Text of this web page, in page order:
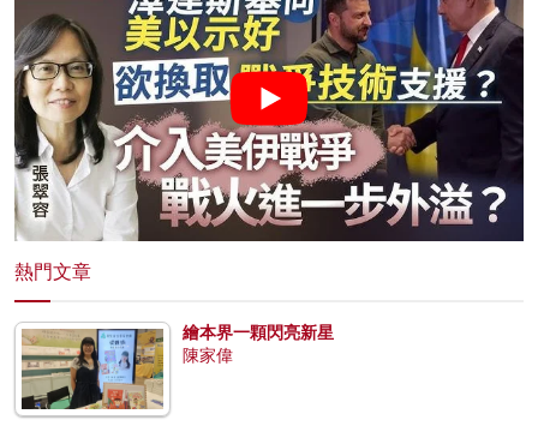
熱門文章
繪本界一顆閃亮新星
陳家偉